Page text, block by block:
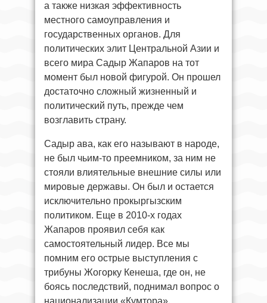
а также низкая эффективность
местного самоуправления и
государственных органов. Для
политических элит Центральной Азии и
всего мира Садыр Жапаров на тот
момент был новой фигурой. Он прошел
достаточно сложный жизненный и
политический путь, прежде чем
возглавить страну.
Садыр ава, как его называют в народе,
не был чьим-то преемником, за ним не
стояли влиятельные внешние силы или
мировые державы. Он был и остается
исключительно прокыргызским
политиком. Еще в 2010-х годах
Жапаров проявил себя как
самостоятельный лидер. Все мы
помним его острые выступления с
трибуны Жогорку Кенеша, где он, не
боясь последствий, поднимал вопрос о
национализации «Кумтора».